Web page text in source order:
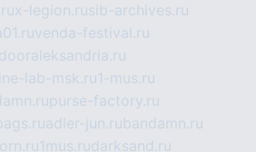
x-legion.rusib-archives.ru
venda-festival.ru
dooraleksandria.ru
lab-msk.ru1-mus.ru
purse-factory.ru
adler-jun.rubandamn.ru
1mus.rudarksand.ru